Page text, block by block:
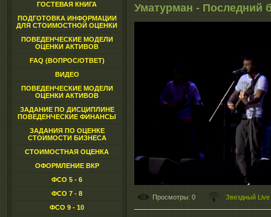
ГОСТЕВАЯ КНИГА
ПОДГОТОВКА ИНФОРМАЦИИ
ДЛЯ СТОИМОСТНОЙ ОЦЕНКИ
ПОВЕДЕНЧЕСКИЕ МОДЕЛИ
ОЦЕНКИ АКТИВОВ
FAQ (ВОПРОС/ОТВЕТ)
ВИДЕО
ПОВЕДЕНЧЕСКИЕ МОДЕЛИ
ОЦЕНКИ АКТИВОВ
ЗАДАНИЕ ПО ДИСЦИПЛИНЕ
ПОВЕДЕНЧЕСКИЕ ФИНАНСЫ
ЗАДАНИЯ ПО ОЦЕНКЕ
СТОИМОСТИ БИЗНЕСА
СТОИМОСТНАЯ ОЦЕНКА
ОФОРМЛЕНИЕ ВКР
ФСО 5 - 6
ФСО 7 - 8
ФСО 9 - 10
Уматурман - Последний
Просмотры: 0 Звездный Live